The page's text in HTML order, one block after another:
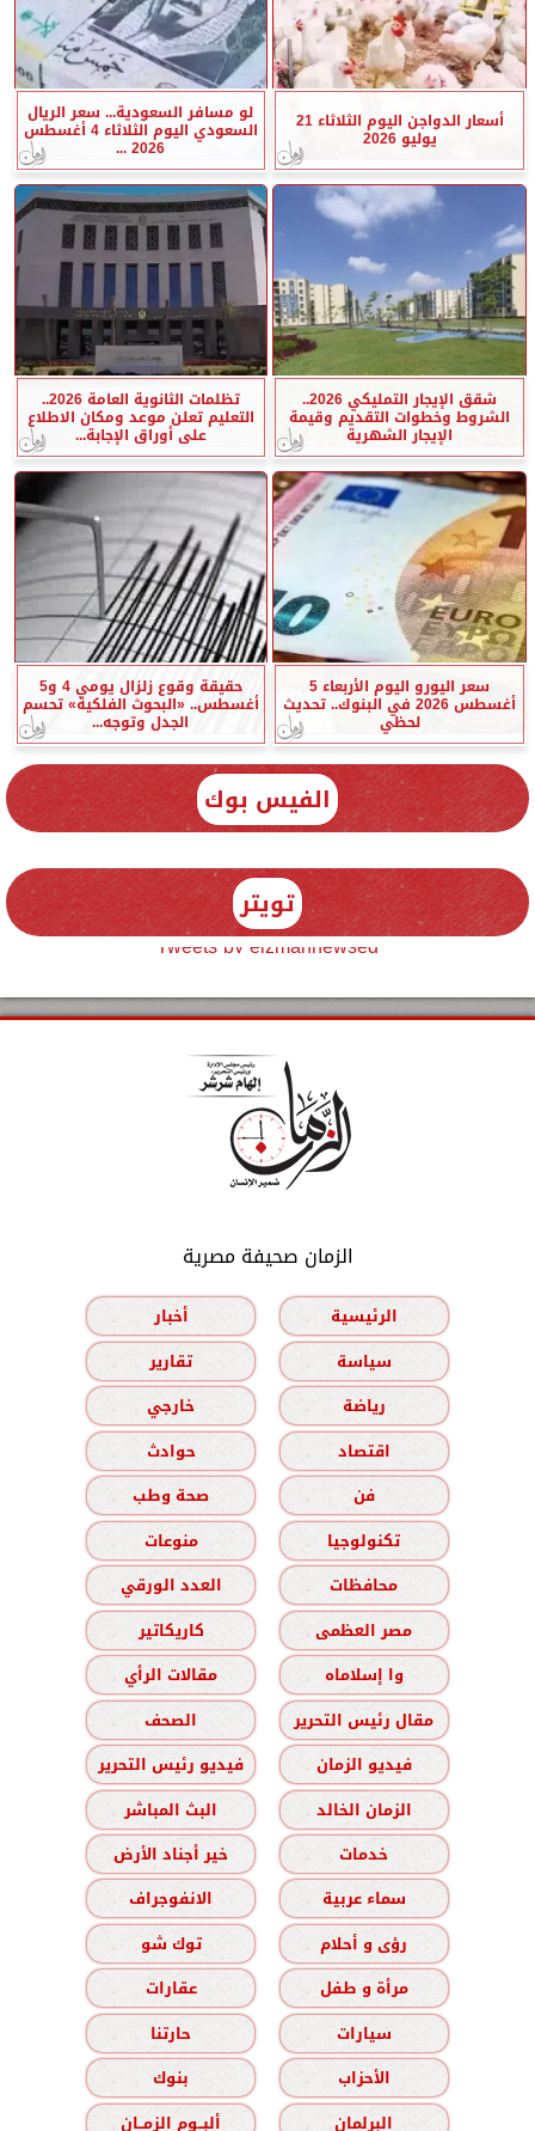
أسعار الدواجن اليوم الثلاثاء 21
يوليو 2026
لو مسافر السعودية... سعر الريال
السعودي اليوم الثلاثاء 4 أغسطس
2026 ...
شقق الإيجار التمليكي 2026..
الشروط وخطوات التقديم وقيمة
الإيجار الشهرية
تظلمات الثانوية العامة 2026..
التعليم تعلن موعد ومكان الاطلاع
على أوراق الإجابة...
سعر اليورو اليوم الأربعاء 5
أغسطس 2026 في البنوك.. تحديث
لحظي
حقيقة وقوع زلزال يومي 4 و5
أغسطس.. «البحوث الفلكية» تحسم
الجدل وتوجه...
الفيس بوك
تويتر
Tweets by elzmannewseg
الزمان صحيفة مصرية
الرئيسية
أخبار
سياسة
تقارير
رياضة
خارجي
اقتصاد
حوادث
فن
صحة وطب
تكنولوجيا
منوعات
محافظات
العدد الورقي
مصر العظمى
كاريكاتير
وا إسلاماه
مقالات الرأي
مقال رئيس التحرير
الصحف
فيديو الزمان
فيديو رئيس التحرير
الزمان الخالد
البث المباشر
خدمات
خير أجناد الأرض
سماء عربية
الانفوجراف
رؤى و أحلام
توك شو
مرأة و طفل
عقارات
سيارات
حارتنا
الأحزاب
بنوك
البرلمان
ألبــوم الزمــان